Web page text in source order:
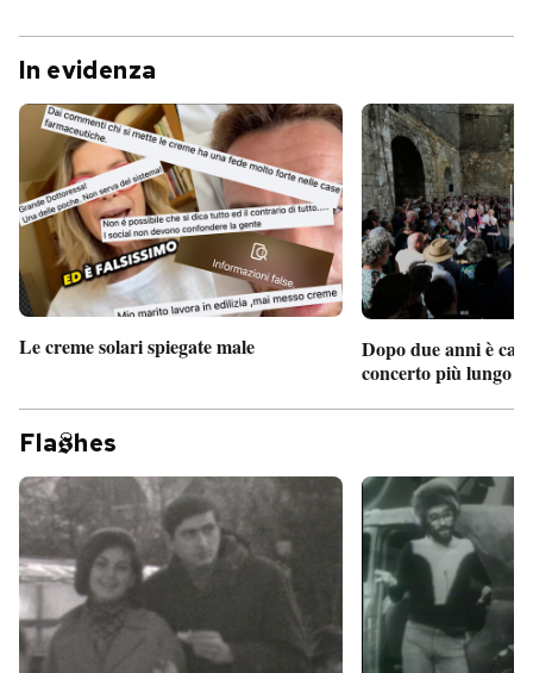
In evidenza
Le creme solari spiegate male
Dopo due anni è
concerto più lungo
Fla hes